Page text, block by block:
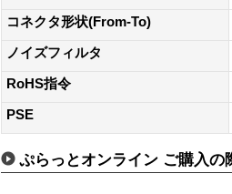
コネクタ形状(From-To)
ノイズフィルタ
RoHS指令
PSE
ぷらっとオンライン ご購入の